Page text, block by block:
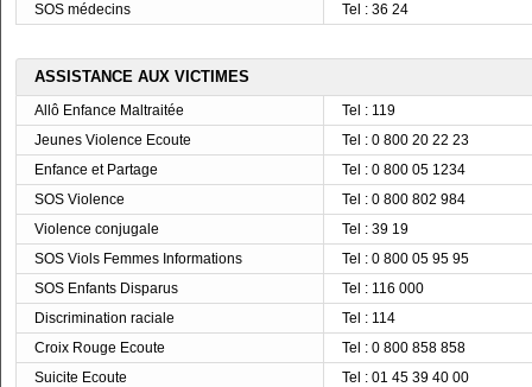
SOS médecins
Tel : 36 24
ASSISTANCE AUX VICTIMES
Allô Enfance Maltraitée
Tel : 119
Jeunes Violence Ecoute
Tel : 0 800 20 22 23
Enfance et Partage
Tel : 0 800 05 1234
SOS Violence
Tel : 0 800 802 984
Violence conjugale
Tel : 39 19
SOS Viols Femmes Informations
Tel : 0 800 05 95 95
SOS Enfants Disparus
Tel : 116 000
Discrimination raciale
Tel : 114
Croix Rouge Ecoute
Tel : 0 800 858 858
Suicite Ecoute
Tel : 01 45 39 40 00